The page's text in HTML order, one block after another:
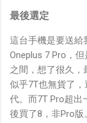
最後選定
這台手機是要送給
Oneplus 7 Pro，
之間，想了很久，
似乎7T也無貨了
代。而7T Pro超出
後買了8，非Pro版。